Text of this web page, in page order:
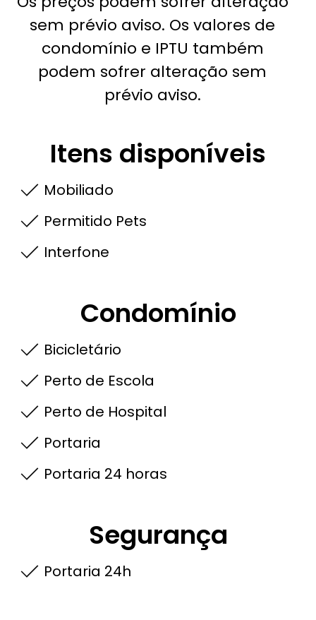
sem prévio aviso. Os valores de
condomínio e IPTU também
podem sofrer alteração sem
prévio aviso.
Itens disponíveis
Mobiliado
Permitido Pets
Interfone
Condomínio
Bicicletário
Perto de Escola
Perto de Hospital
Portaria
Portaria 24 horas
Segurança
Portaria 24h